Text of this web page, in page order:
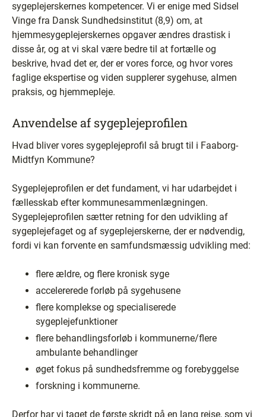
sygeplejerskernes kompetencer. Vi er enige med Sidsel
Vinge fra Dansk Sundhedsinstitut (8,9) om, at
hjemmesygeplejerskernes opgaver ændres drastisk i
disse år, og at vi skal være bedre til at fortælle og
beskrive, hvad det er, der er vores force, og hvor vores
faglige ekspertise og viden supplerer sygehuse, almen
praksis, og hjemmepleje.
Anvendelse af sygeplejeprofilen
Hvad bliver vores sygeplejeprofil så brugt til i Faaborg-
Midtfyn Kommune?
Sygeplejeprofilen er det fundament, vi har udarbejdet i
fællesskab efter kommunesammenlægningen.
Sygeplejeprofilen sætter retning for den udvikling af
sygeplejefaget og af sygeplejerskerne, der er nødvendig,
fordi vi kan forvente en samfundsmæssig udvikling med:
flere ældre, og flere kronisk syge
accelererede forløb på sygehusene
flere komplekse og specialiserede
sygeplejefunktioner
flere behandlingsforløb i kommunerne/flere
ambulante behandlinger
øget fokus på sundhedsfremme og forebyggelse
forskning i kommunerne.
Derfor har vi taget de første skridt på en lang rejse, som vi